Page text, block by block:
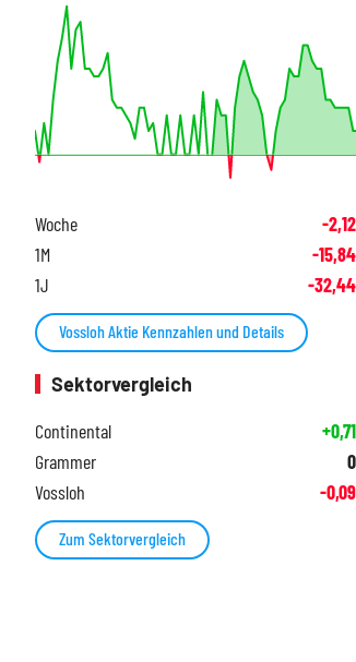
Woche -2,12
1M -15,84
1J -32,44
Vossloh Aktie Kennzahlen und Details
Sektorvergleich
Continental
+0,71
Grammer 0
Vossloh -0,09
Zum Sektorvergleich